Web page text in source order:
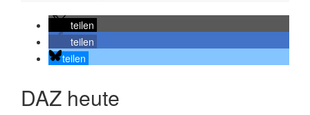
teilen
teilen
teilen
DAZ heute